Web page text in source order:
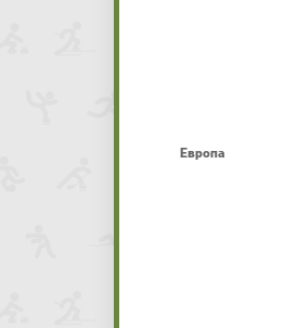
Европа